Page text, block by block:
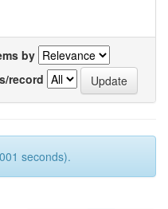
by
record
seconds).